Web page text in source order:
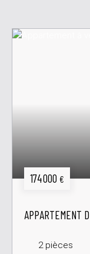
174 000 €
APPARTEMENT
2 pièces